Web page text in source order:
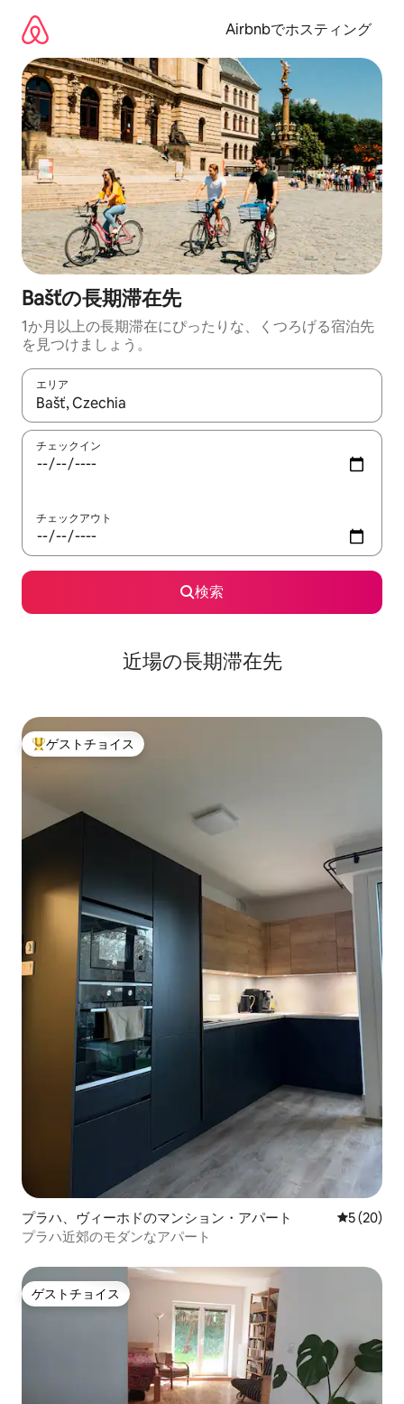
Airbnbでホスティング
Bašťの長期滞在先
1か月以上の長期滞在にぴったりな、くつろげる宿泊先
を見つけましょう。
エリア
検索結果が表示されたら、上下の矢印キーを使って移動するか
チェックイン
チェックアウト
検索
近場の長期滞在先
大好評のゲストチョイスです。
ゲストチョイス
プラハ、ヴィーホドのマンション・アパート レビュー
5 (20)
プラハ近郊のモダンなアパート
ゲストチョイス
ゲストチョイス